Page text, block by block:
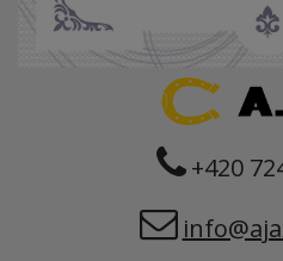
+420